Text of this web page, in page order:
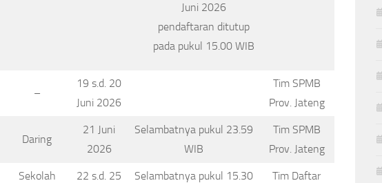
Juni 2026
pendaftaran ditutup
pada pukul 15.00 WIB
–
19 s.d. 20
Juni 2026
Tim SPMB
Prov. Jateng
Daring
21 Juni
2026
Selambatnya pukul 23.59
WIB
Tim SPMB
Prov. Jateng
Sekolah
22 s.d. 25
Selambatnya pukul 15.30
Tim Daftar